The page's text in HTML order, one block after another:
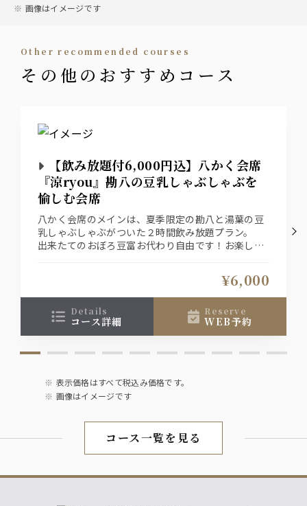
画像はイメージです
other recommended courses
その他のおすすめコース
【飲み放題付6,000円込】八かく会席
『涼ryou』勘八の豆乳しゃぶしゃぶを
愉しむ会席
八かく会席のメインは、夏季限定の勘八と湯葉の豆
乳しゃぶしゃぶがついた２時間飲み放題プラン。
出来たてのおぼろ豆富お代わり自由です！お楽しみ
¥6,000
details
コース詳細
reserve
WEB予約
表示価格はすべて税込み価格です。
画像はイメージです
コース一覧を見る